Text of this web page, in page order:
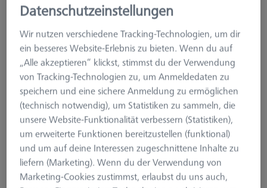
Optische 3D-Messtechnik
Fixtures
Verbindungselemente
Reduzierbuche für Schwenkarm - M8/M6, 2 Stück
Seite drucken
Übersicht
Datenschutzeinstellungen
Wir nutzen verschiedene Tracking-Technologien, um dir
ein besseres Website-Erlebnis zu bieten. Wenn du auf
„Alle akzeptieren“ klickst, stimmst du der Verwendung
von Tracking-Technologien zu, um Anmeldedaten zu
speichern und eine sichere Anmeldung zu ermöglichen
(technisch notwendig), um Statistiken zu sammeln, die
unsere Website-Funktionalität verbessern (Statistiken),
um erweiterte Funktionen bereitzustellen (funktional)
und um auf deine Interessen zugeschnittene Inhalte zu
liefern (Marketing). Wenn du der Verwendung von
Marketing-Cookies zustimmst, erlaubst du uns auch,